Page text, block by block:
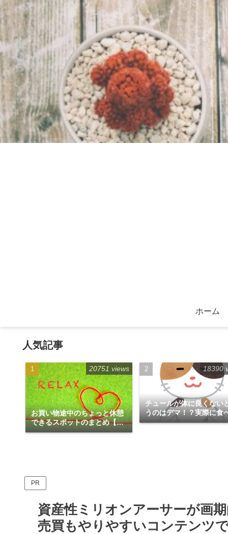
ホーム
人気記事
お買い物途中のちょっと休憩
できるスポットのまとめ【福
岡天神エリア編】
20751 views
チュールが体に良くない
うのはデマ！？実際に食
みた！
18390
PR
資産性ミリオンアーサーが画
売買もやりやすいコンテンツ